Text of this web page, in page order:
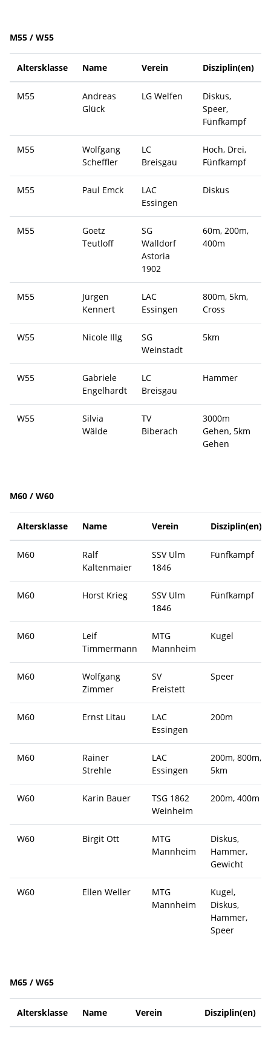
M55 / W55
Altersklasse Name Verein Disziplin(en)
M55
Andreas
Glück
LG Welfen
Diskus,
Speer,
Fünfkampf
M55
Wolfgang
Scheffler
LC
Breisgau
Hoch, Drei,
Fünfkampf
M55 Paul Emck
LAC
Essingen
Diskus
M55
Goetz
Teutloff
SG
Walldorf
Astoria
1902
60m, 200m,
400m
M55
Jürgen
Kennert
LAC
Essingen
800m, 5km,
Cross
W55 Nicole Illg
SG
Weinstadt
5km
W55
Gabriele
Engelhardt
LC
Breisgau
Hammer
W55
Silvia
Wälde
TV
Biberach
3000m
Gehen, 5km
Gehen
M60 / W60
Altersklasse Name Verein Disziplin(en)
M60
Ralf
Kaltenmaier
SSV Ulm
1846
Fünfkampf
M60 Horst Krieg
SSV Ulm
1846
Fünfkampf
M60
Leif
Timmermann
MTG
Mannheim
Kugel
M60
Wolfgang
Zimmer
SV
Freistett
Speer
M60 Ernst Litau
LAC
Essingen
200m
M60
Rainer
Strehle
LAC
Essingen
200m, 800m,
5km
W60 Karin Bauer
TSG 1862
Weinheim
200m, 400m
W60 Birgit Ott
MTG
Mannheim
Diskus,
Hammer,
Gewicht
W60 Ellen Weller
MTG
Mannheim
Kugel,
Diskus,
Hammer,
Speer
M65 / W65
Altersklasse Name Verein Disziplin(en)